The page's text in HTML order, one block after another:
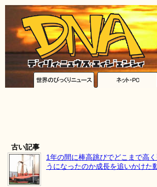
古い記事
1年の間に棒高跳びでどこまで高
うになったのか成長を追いかけた